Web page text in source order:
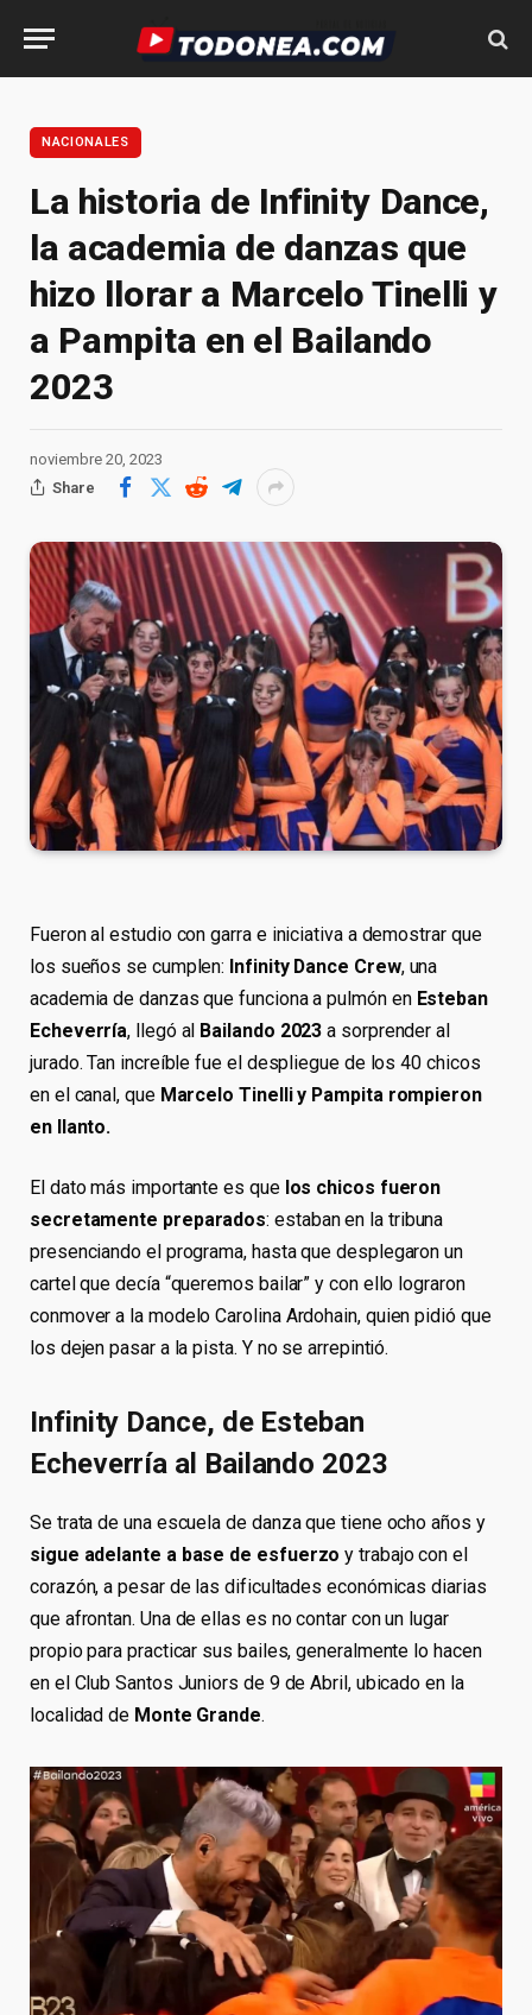
NACIONALES
La historia de Infinity Dance,
la academia de danzas que
hizo llorar a Marcelo Tinelli y
a Pampita en el Bailando
2023
noviembre 20, 2023
Share
Fueron al estudio con garra e iniciativa a demostrar que
los sueños se cumplen: Infinity Dance Crew, una
academia de danzas que funciona a pulmón en Esteban
Echeverría, llegó al Bailando 2023 a sorprender al
jurado. Tan increíble fue el despliegue de los 40 chicos
en el canal, que Marcelo Tinelli y Pampita rompieron
en llanto.
El dato más importante es que los chicos fueron
secretamente preparados: estaban en la tribuna
presenciando el programa, hasta que desplegaron un
cartel que decía “queremos bailar” y con ello lograron
conmover a la modelo Carolina Ardohain, quien pidió que
los dejen pasar a la pista. Y no se arrepintió.
Infinity Dance, de Esteban
Echeverría al Bailando 2023
Se trata de una escuela de danza que tiene ocho años y
sigue adelante a base de esfuerzo y trabajo con el
corazón, a pesar de las dificultades económicas diarias
que afrontan. Una de ellas es no contar con un lugar
propio para practicar sus bailes, generalmente lo hacen
en el Club Santos Juniors de 9 de Abril, ubicado en la
localidad de Monte Grande.